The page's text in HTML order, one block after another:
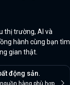
thị trường, AI và
hành cùng bạn tìm
gian thật.
động sản.
hàng phù hợp